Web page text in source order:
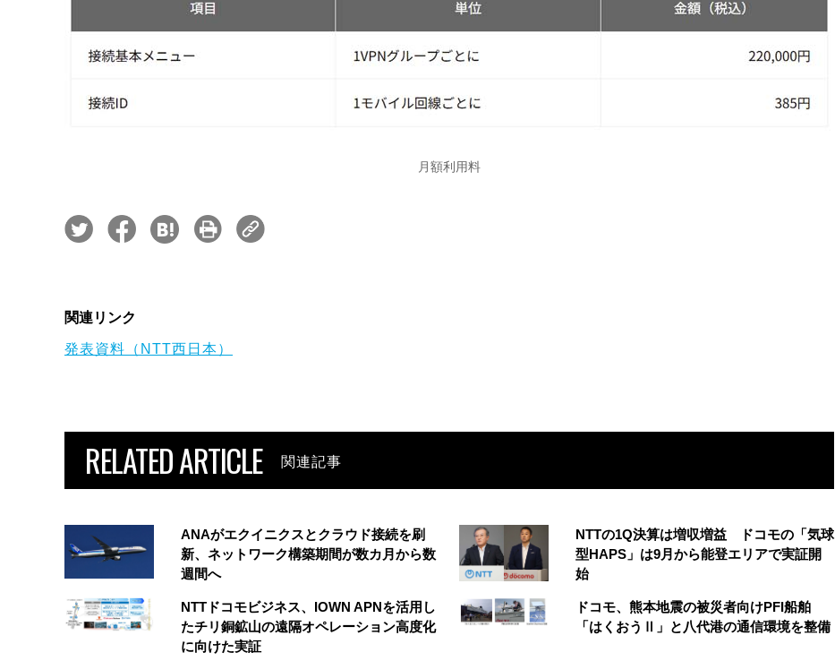
月額利用料
関連リンク
発表資料（NTT西日本）
RELATED ARTICLE 関連記事
ANAがエクイニクスとクラウド接続を刷
新、ネットワーク構築期間が数カ月から数
週間へ
NTTの1Q決算は増収増益 ドコモの「気球
型HAPS」は9月から能登エリアで実証開
始
NTTドコモビジネス、IOWN APNを活用し
たチリ銅鉱山の遠隔オペレーション高度化
に向けた実証
ドコモ、熊本地震の被災者向けPFI船舶
「はくおうⅡ」と八代港の通信環境を整備